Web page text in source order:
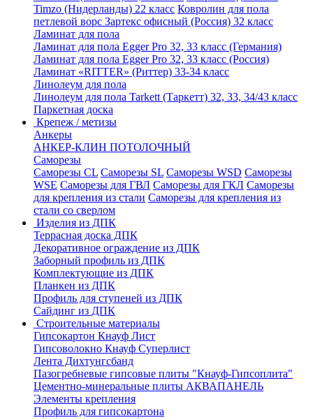
Timzo (Нидерланды) 22 класс Ковролин для пола
петлевой ворс Зартекс офисный (Россия) 32 класс
Ламинат для пола
Ламинат для пола Egger Pro 32, 33 класс (Германия)
Ламинат для пола Egger Pro 32, 33 класс (Россия)
Ламинат «RITTER» (Риттер) 33-34 класс
Линолеум для пола
Линолеум для пола Tarkett (Таркетт) 32, 33, 34/43 класс
Паркетная доска
Крепеж / метизы
Анкеры
АНКЕР-КЛИН ПОТОЛОЧНЫЙ
Саморезы
Саморезы CL Саморезы SL Саморезы WSD Саморезы
WSE Саморезы для ГВЛ Саморезы для ГКЛ Саморезы
для крепления из стали Саморезы для крепления из
стали со сверлом
Изделия из ДПК
Террасная доска ДПК
Декоративное ограждение из ДПК
Заборный профиль из ДПК
Комплектующие из ДПК
Планкен из ДПК
Профиль для ступеней из ДПК
Сайдинг из ДПК
Строительные материалы
Гипсокартон Кнауф Лист
Гипсоволокно Кнауф Суперлист
Лента Дихтунгсбанд
Пазогребневые гипсовые плиты "Кнауф-Гипсоплита"
Цементно-минеральные плиты АКВАПАНЕЛЬ
Элементы крепления
Профиль для гипсокартона